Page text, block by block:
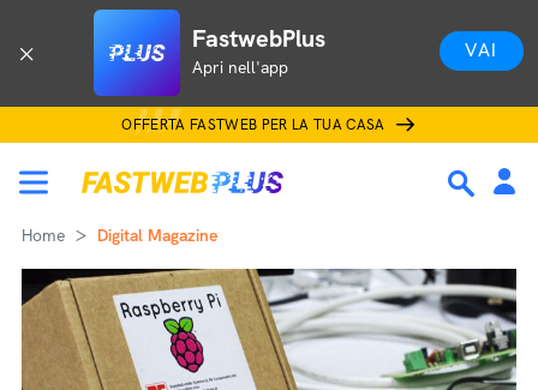
FastwebPlus
Apri nell'app
VAI
OFFERTA FASTWEB PER LA TUA CASA
Home Digital Magazine